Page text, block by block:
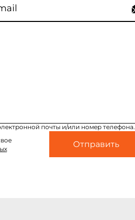
почты и/или номер телефона.